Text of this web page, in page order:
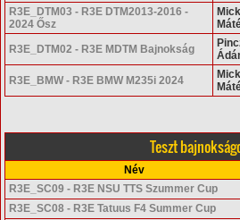
R3E_DTM03 - R3E DTM2013-2016 -
2024 Ősz
R3E_DTM02 - R3E MDTM Bajnokság
R3E_BMW - R3E BMW M235i 2024
Teszt
Név
R3E_SC09 - R3E NSU TTS Szummer Cup
R3E_SC08 - R3E Tatuus F4 Summer Cup